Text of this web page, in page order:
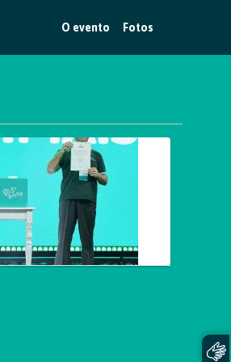
O evento Fotos